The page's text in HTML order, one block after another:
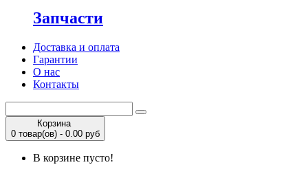
Запчасти
Доставка и оплата
Гарантии
О нас
Контакты
Корзина
0 товар(ов) - 0.00 руб
В корзине пусто!